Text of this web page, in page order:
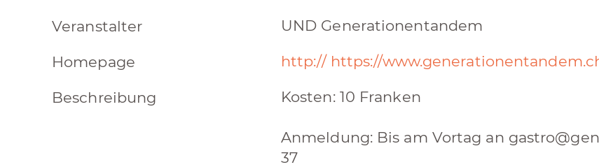
Veranstalter UND Generationentandem
Homepage http:// https://
Beschreibung Kosten:​ 10 Franken
Anmeldung:​ Bis am Vortag an g
37